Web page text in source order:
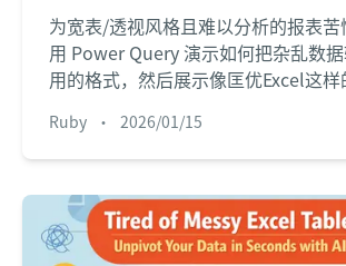
为宽表/透视风格且难以分析的报表
用 Power Query 演示如何把杂乱数
用的格式，然后展示像匡优Excel这样
Ruby • 2026/01/15